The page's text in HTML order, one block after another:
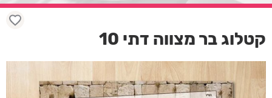
קטלוג בר מצווה דתי 10